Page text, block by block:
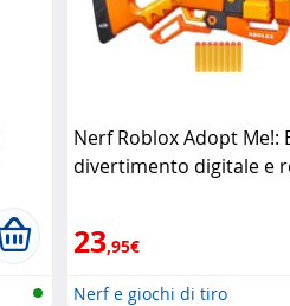
Nerf Roblox Adopt Me!:
divertimento digitale e
23,95€
Nerf e giochi di tiro